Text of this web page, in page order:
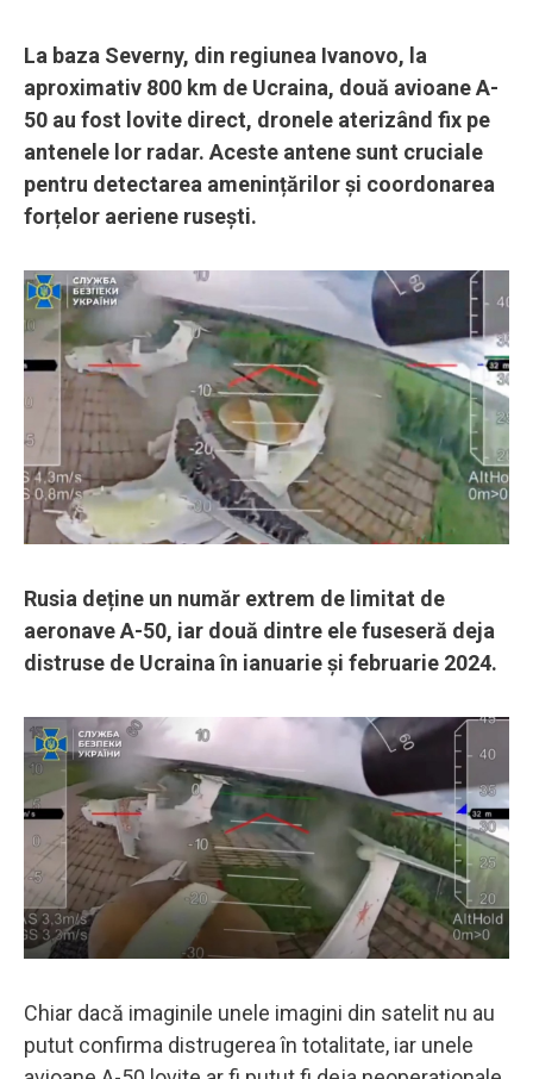
La baza Severny, din regiunea Ivanovo, la
aproximativ 800 km de Ucraina, două avioane A-
50 au fost lovite direct, dronele aterizând fix pe
antenele lor radar. Aceste antene sunt cruciale
pentru detectarea amenințărilor și coordonarea
forțelor aeriene rusești.
Rusia deține un număr extrem de limitat de
aeronave A-50, iar două dintre ele fuseseră deja
distruse de Ucraina în ianuarie și februarie 2024.
Chiar dacă imaginile unele imagini din satelit nu au
putut confirma distrugerea în totalitate, iar unele